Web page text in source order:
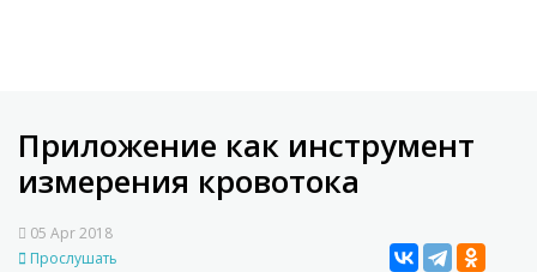
Приложение как инструмент
измерения кровотока
05 Apr 2018
Прослушать